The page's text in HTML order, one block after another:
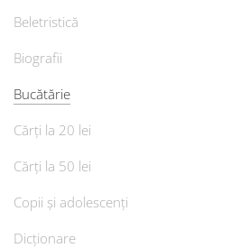
Beletristică
Biografii
Bucătărie
Cărți la 20 lei
Cărți la 50 lei
Copii și adolescenți
Dicționare